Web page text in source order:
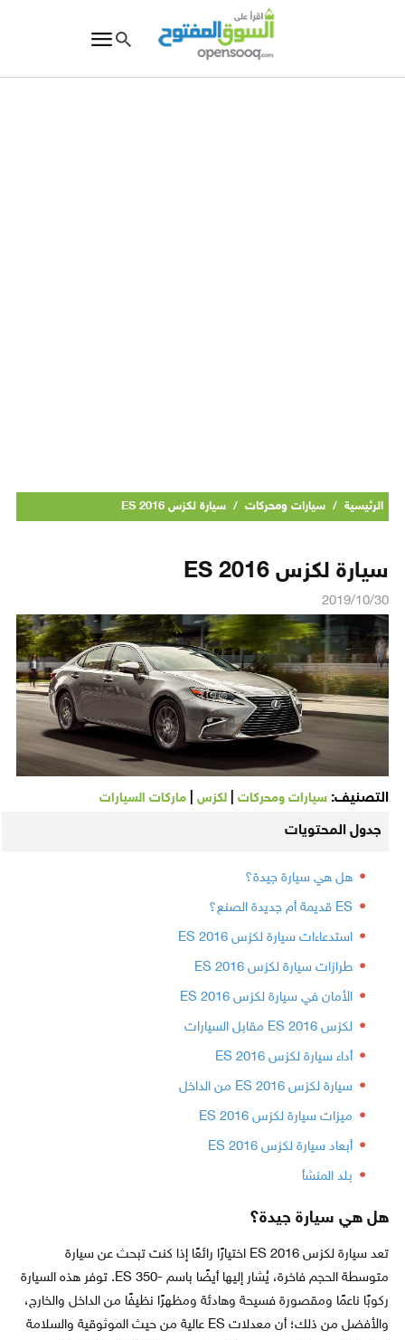
الرئيسية / سيارات ومحركات / سيارة لكزس ES 2016
سيارة لكزس ES 2016
2019/10/30
التصنيف: سيارات ومحركات| لكزس| ماركات السيارات
جدول المحتويات
هل هي سيارة جيدة؟
ES قديمة أم جديدة الصنع؟
استدعاءات سيارة لكزس ES 2016
طرازات سيارة لكزس ES 2016
الأمان في سيارة لكزس ES 2016
لكزس ES 2016 مقابل السيارات
أداء سيارة لكزس ES 2016
سيارة لكزس ES 2016 من الداخل
ميزات سيارة لكزس ES 2016
أبعاد سيارة لكزس ES 2016
بلد المنشأ
هل هي سيارة جيدة؟
تعد سيارة لكزس ES 2016 اختيارًا رائعًا إذا كنت تبحث عن سيارة
متوسطة الحجم فاخرة، يُشار إليها أيضًا باسم -ES 350. توفر هذه السيارة
ركوبًا ناعمًا ومقصورة فسيحة وهادئة ومظهرًا نظيفًا من الداخل والخارج،
والأفضل من ذلك؛ أن معدلات ES عالية من حيث الموثوقية والسلامة